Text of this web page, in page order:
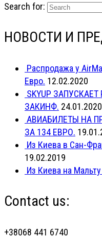
Search for:
НОВОСТИ И
Распродажа у
Евро. 12.02.2020
SKYUP
ЗАКИНФ. 24.01.2020
АВИАБИЛЕТЫ НА
ЗА 134 ЕВРО.
Из Киева в Сан-
19.02.2019
Из Киева на
Contact us:
+38068 441 6740